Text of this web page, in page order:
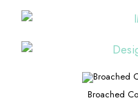
Broached